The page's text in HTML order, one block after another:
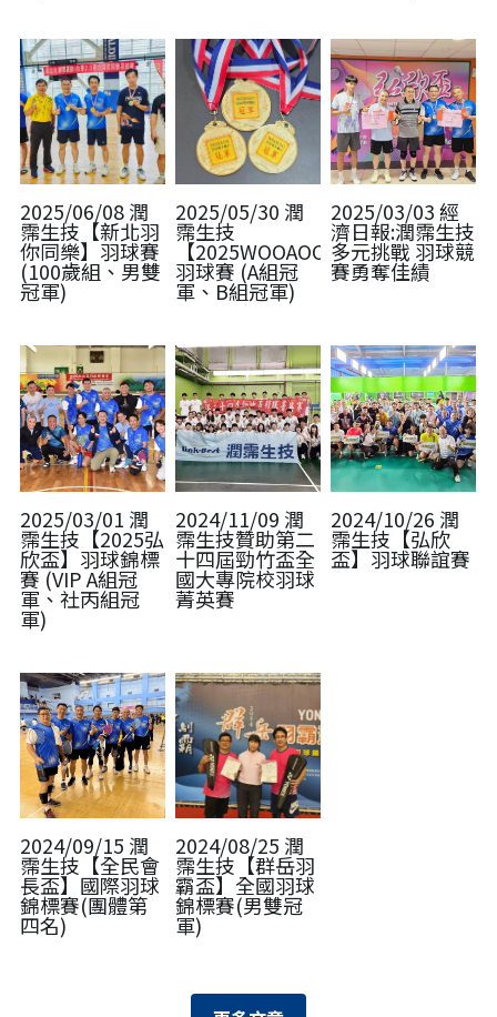
2025/06/08 潤
霈生技【新北羽
你同樂】羽球賽
(100歲組、男雙
冠軍)
2025/05/30 潤
霈生技
【2025WOOAOO】
羽球賽 (A組冠
軍、B組冠軍)
2025/03/03 經
濟日報:潤霈生技
多元挑戰 羽球競
賽勇奪佳績
2025/03/01 潤
霈生技【2025弘
欣盃】羽球錦標
賽 (VIP A組冠
軍、社丙組冠
軍)
2024/11/09 潤
霈生技贊助第二
十四屆勁竹盃全
國大專院校羽球
菁英賽
2024/10/26 潤
霈生技【弘欣
盃】羽球聯誼賽
2024/09/15 潤
霈生技【全民會
長盃】國際羽球
錦標賽(團體第
四名)
2024/08/25 潤
霈生技【群岳羽
霸盃】全國羽球
錦標賽(男雙冠
軍)